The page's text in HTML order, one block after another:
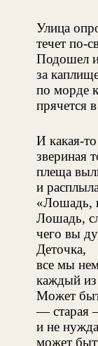
Улица
течет по-
Подошел
за
по морде
прячется
И какая-
звериная
плеща
и
«Лошадь,
Лошадь,
чего вы
Деточка,
все мы
каждый
Может
— старая
и не
может